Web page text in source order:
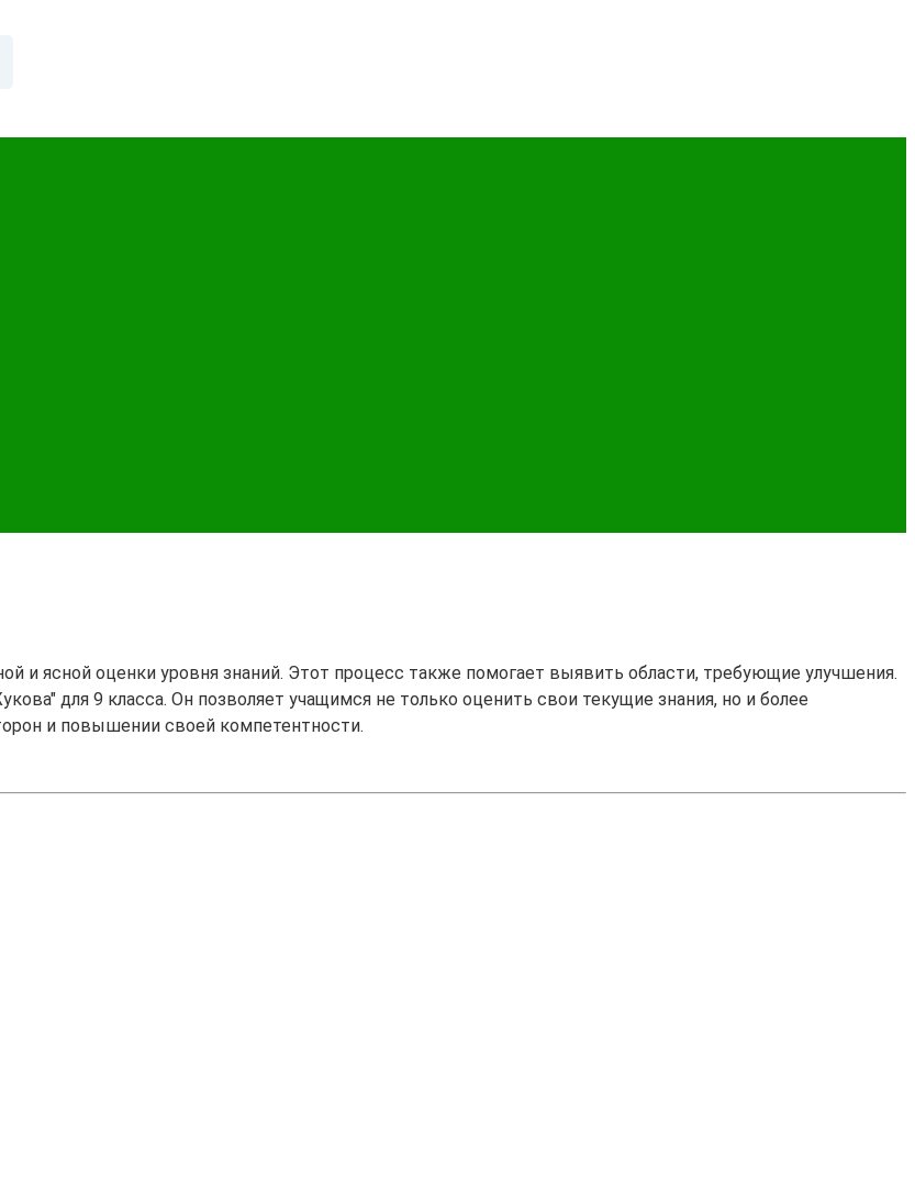
и ясной оценки уровня знаний. Этот процесс также помогает выявить области, требующие улучшения.
для 9 класса. Он позволяет учащимся не только оценить свои текущие знания, но и более
и повышении своей компетентности.